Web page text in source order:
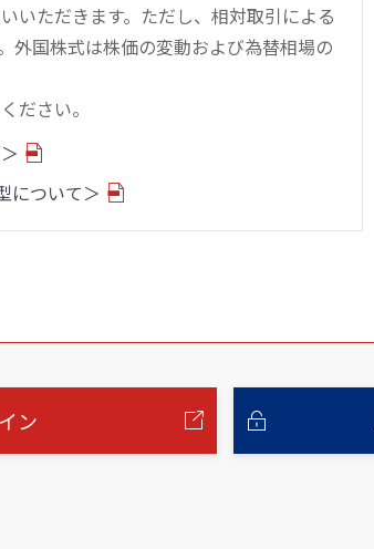
いただきます。ただし、相対取引による
外国株式は株価の変動および為替相場の
ださい。
について＞
ン